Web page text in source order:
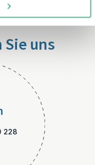
uns
228